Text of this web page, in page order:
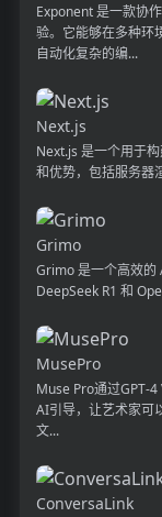
Exponent 是一款协
验。它能够在多种环
自动化复杂的编...
Next.js
Next.js 是一个用于
和优势，包括服务器
Grimo
Grimo 是一个高效的
DeepSeek R1 和
MusePro
Muse Pro通过GPT-
AI引导，让艺术家可
文...
ConversaLink